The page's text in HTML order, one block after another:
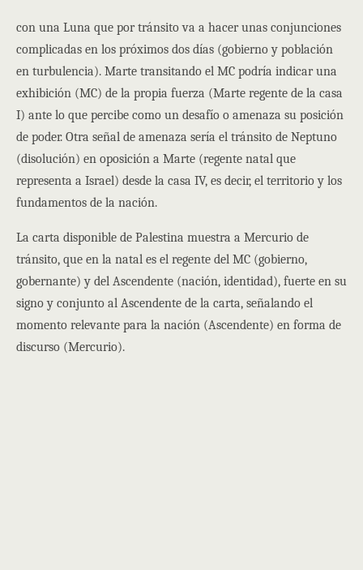
con una Luna que por tránsito va a hacer unas conjunciones
complicadas en los próximos dos días (gobierno y población
en turbulencia). Marte transitando el MC podría indicar una
exhibición (MC) de la propia fuerza (Marte regente de la casa
I) ante lo que percibe como un desafío o amenaza su posición
de poder. Otra señal de amenaza sería el tránsito de Neptuno
(disolución) en oposición a Marte (regente natal que
representa a Israel) desde la casa IV, es decir, el territorio y los
fundamentos de la nación.
La carta disponible de Palestina muestra a Mercurio de
tránsito, que en la natal es el regente del MC (gobierno,
gobernante) y del Ascendente (nación, identidad), fuerte en su
signo y conjunto al Ascendente de la carta, señalando el
momento relevante para la nación (Ascendente) en forma de
discurso (Mercurio).